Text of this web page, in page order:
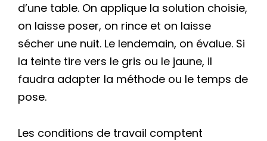
d’une table. On applique la solution choisie,
on laisse poser, on rince et on laisse
sécher une nuit. Le lendemain, on évalue. Si
la teinte tire vers le gris ou le jaune, il
faudra adapter la méthode ou le temps de
pose.
Les conditions de travail comptent